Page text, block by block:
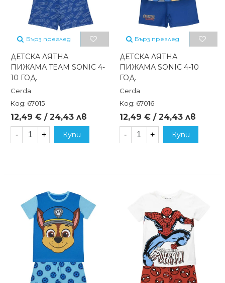
Бърз преглед
ДЕТСКА ЛЯТНА
ПИЖАМА TEAM SONIC 4-
10 ГОД.
Cerda
Код: 67015
12,49 € / 24,43 лв
- + Купи
Бърз преглед
ДЕТСКА ЛЯТНА
ПИЖАМА SONIC 4-10
ГОД.
Cerda
Код: 67016
12,49 € / 24,43 лв
- + Купи